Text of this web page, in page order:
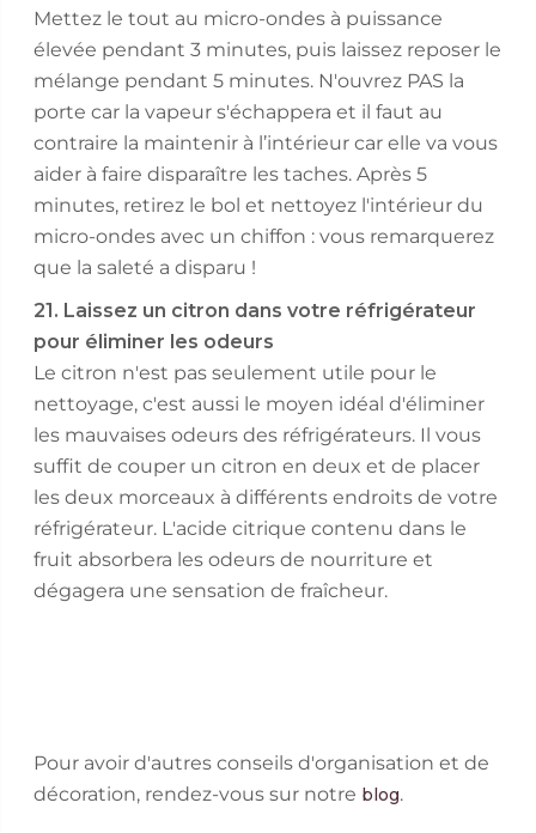
Mettez le tout au micro-ondes à puissance
élevée pendant 3 minutes, puis laissez reposer le
mélange pendant 5 minutes. N'ouvrez PAS la
porte car la vapeur s'échappera et il faut au
contraire la maintenir à l’intérieur car elle va vous
aider à faire disparaître les taches. Après 5
minutes, retirez le bol et nettoyez l'intérieur du
micro-ondes avec un chiffon : vous remarquerez
que la saleté a disparu !
21. Laissez un citron dans votre réfrigérateur
pour éliminer les odeurs
Le citron n'est pas seulement utile pour le
nettoyage, c'est aussi le moyen idéal d'éliminer
les mauvaises odeurs des réfrigérateurs. Il vous
suffit de couper un citron en deux et de placer
les deux morceaux à différents endroits de votre
réfrigérateur. L'acide citrique contenu dans le
fruit absorbera les odeurs de nourriture et
dégagera une sensation de fraîcheur.
Pour avoir d'autres conseils d'organisation et de
décoration, rendez-vous sur notre blog.